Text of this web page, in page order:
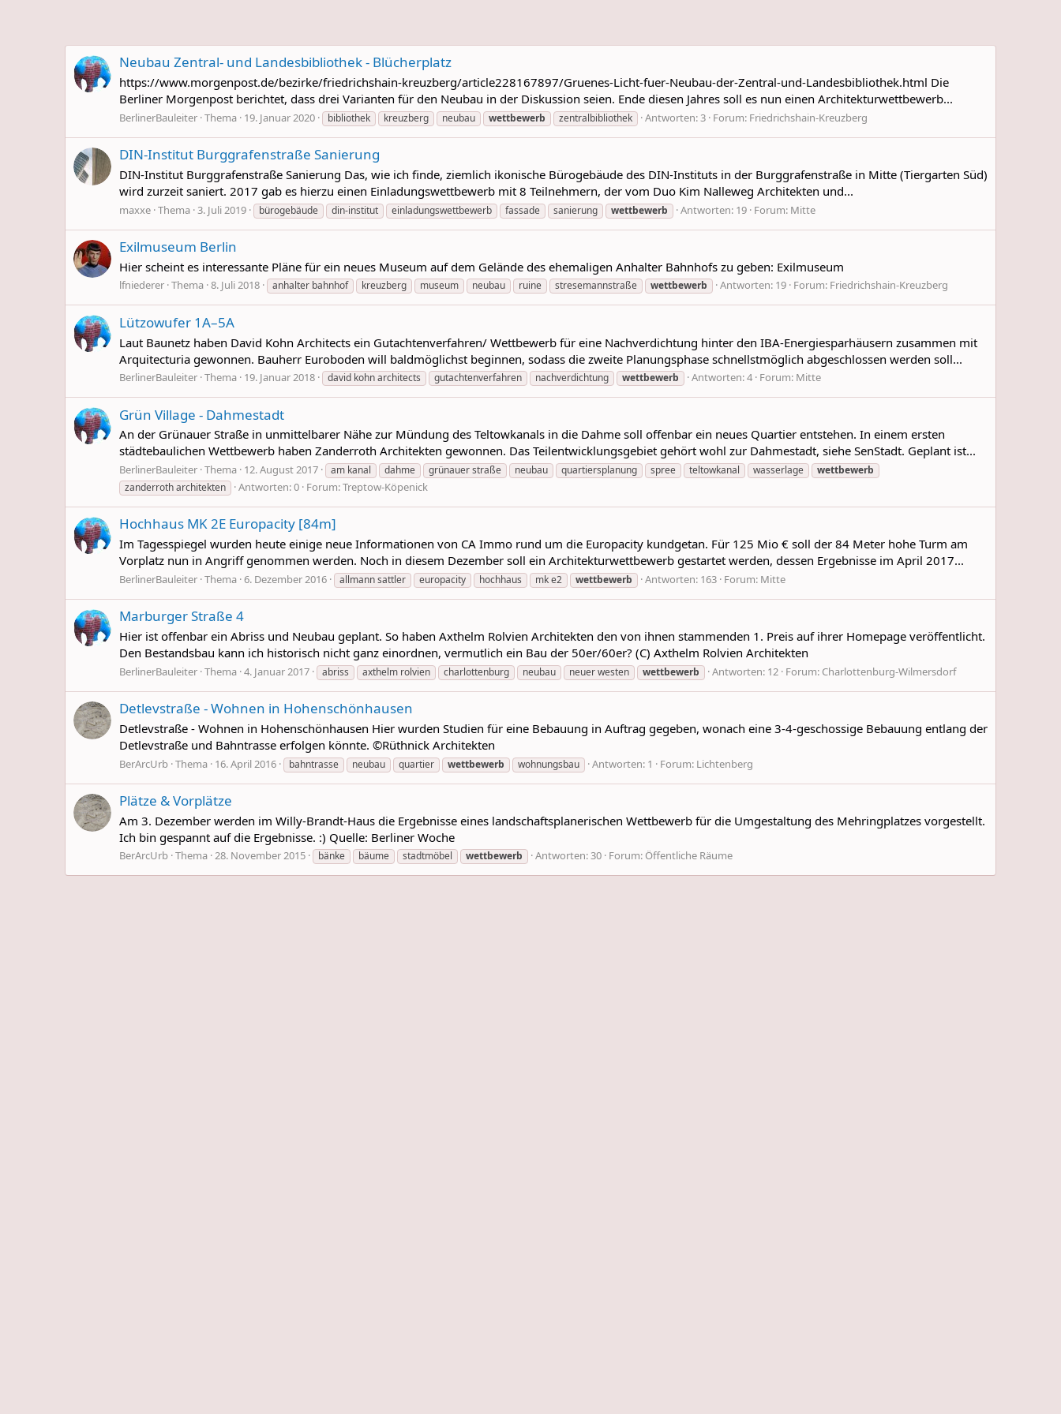
Neubau Zentral- und Landesbibliothek - Blücherplatz
https://www.morgenpost.de/bezirke/friedrichshain-kreuzberg/article228167897/Gruenes-Licht-fuer-Neubau-der-Zentral-und-Landesbibliothek.html Die
Berliner Morgenpost berichtet, dass drei Varianten für den Neubau in der Diskussion seien. Ende diesen Jahres soll es nun einen Architekturwettbewerb...
BerlinerBauleiter Thema 19. Januar 2020 bibliothek kreuzberg neubau wettbewerb zentralbibliothek Antworten: 3 Forum: Friedrichshain-Kreuzberg
DIN-Institut Burggrafenstraße Sanierung
DIN-Institut Burggrafenstraße Sanierung Das, wie ich finde, ziemlich ikonische Bürogebäude des DIN-Instituts in der Burggrafenstraße in Mitte (Tiergarten Süd)
wird zurzeit saniert. 2017 gab es hierzu einen Einladungswettbewerb mit 8 Teilnehmern, der vom Duo Kim Nalleweg Architekten und...
maxxe Thema 3. Juli 2019 bürogebäude din-institut einladungswettbewerb fassade sanierung wettbewerb Antworten: 19 Forum: Mitte
Exilmuseum Berlin
Hier scheint es interessante Pläne für ein neues Museum auf dem Gelände des ehemaligen Anhalter Bahnhofs zu geben: Exilmuseum
lfniederer Thema 8. Juli 2018 anhalter bahnhof kreuzberg museum neubau ruine stresemannstraße wettbewerb Antworten: 19 Forum: Friedrichshain-Kreuzberg
Lützowufer 1A–5A
Laut Baunetz haben David Kohn Architects ein Gutachtenverfahren/ Wettbewerb für eine Nachverdichtung hinter den IBA-Energiesparhäusern zusammen mit
Arquitecturia gewonnen. Bauherr Euroboden will baldmöglichst beginnen, sodass die zweite Planungsphase schnellstmöglich abgeschlossen werden soll...
BerlinerBauleiter Thema 19. Januar 2018 david kohn architects gutachtenverfahren nachverdichtung wettbewerb Antworten: 4 Forum: Mitte
Grün Village - Dahmestadt
An der Grünauer Straße in unmittelbarer Nähe zur Mündung des Teltowkanals in die Dahme soll offenbar ein neues Quartier entstehen. In einem ersten
städtebaulichen Wettbewerb haben Zanderroth Architekten gewonnen. Das Teilentwicklungsgebiet gehört wohl zur Dahmestadt, siehe SenStadt. Geplant ist...
BerlinerBauleiter Thema 12. August 2017 am kanal dahme grünauer straße neubau quartiersplanung spree teltowkanal wasserlage
wettbewerb
zanderroth architekten
Antworten: 0 Forum:Treptow-Köpenick
Hochhaus MK 2E Europacity [84m]
Im Tagesspiegel wurden heute einige neue Informationen von CA Immo rund um die Europacity kundgetan. Für 125 Mio € soll der 84 Meter hohe Turm am
Vorplatz nun in Angriff genommen werden. Noch in diesem Dezember soll ein Architekturwettbewerb gestartet werden, dessen Ergebnisse im April 2017...
BerlinerBauleiter Thema 6. Dezember 2016 allmann sattler europacity hochhaus mk e2 wettbewerb Antworten: 163 Forum: Mitte
Marburger Straße 4
Hier ist offenbar ein Abriss und Neubau geplant. So haben Axthelm Rolvien Architekten den von ihnen stammenden 1. Preis auf ihrer Homepage veröffentlicht.
Den Bestandsbau kann ich historisch nicht ganz einordnen, vermutlich ein Bau der 50er/60er? (C) Axthelm Rolvien Architekten
BerlinerBauleiter Thema 4. Januar 2017 abriss axthelm rolvien charlottenburg neubau neuer westen wettbewerb Antworten: 12 Forum: Charlottenburg-Wilmersdorf
Detlevstraße - Wohnen in Hohenschönhausen
Detlevstraße - Wohnen in Hohenschönhausen Hier wurden Studien für eine Bebauung in Auftrag gegeben, wonach eine 3-4-geschossige Bebauung entlang der
Detlevstraße und Bahntrasse erfolgen könnte. ©Rüthnick Architekten
BerArcUrb Thema 16. April 2016 bahntrasse neubau quartier wettbewerb wohnungsbau Antworten: 1 Forum: Lichtenberg
Plätze & Vorplätze
Am 3. Dezember werden im Willy-Brandt-Haus die Ergebnisse eines landschaftsplanerischen Wettbewerb für die Umgestaltung des Mehringplatzes vorgestellt.
Ich bin gespannt auf die Ergebnisse. :) Quelle: Berliner Woche
BerArcUrb Thema 28. November 2015 bänke bäume stadtmöbel wettbewerb Antworten: 30 Forum: Öffentliche Räume